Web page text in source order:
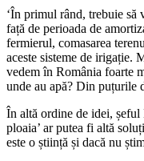
‘În primul rând, trebuie să
față de perioada de
fermierul, comasarea
aceste sisteme de irigație.
vedem în România foarte
unde au apă? Din puțurile
În altă ordine de idei,
ploaia’ ar putea fi altă
este o știință și dacă nu